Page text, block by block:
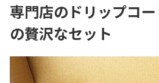
専門店のドリップコ
の贅沢なセット